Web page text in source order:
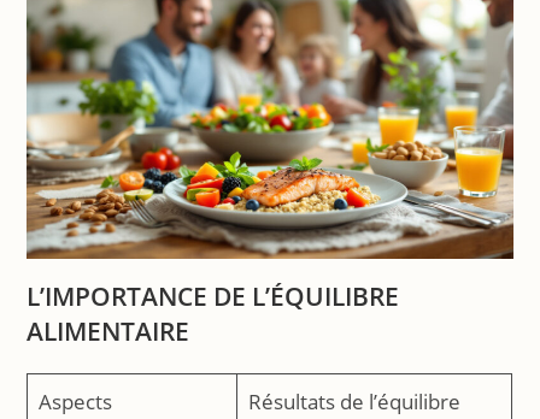
L’IMPORTANCE DE L’ÉQUILIBRE
ALIMENTAIRE
Aspects
Résultats de l’équilibre